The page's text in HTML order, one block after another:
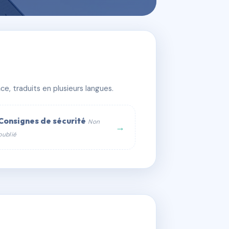
traduits en plusieurs langues.
de sécurité Non
→